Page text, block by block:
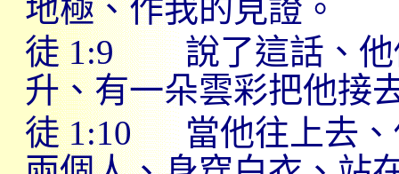
地極、作我的見證。
徒1:9說了這話、
升、有一朵雲彩把他接
徒1:10 當他往上去